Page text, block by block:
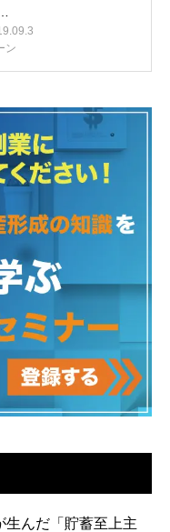
ン
生んだ「貯蓄至上主